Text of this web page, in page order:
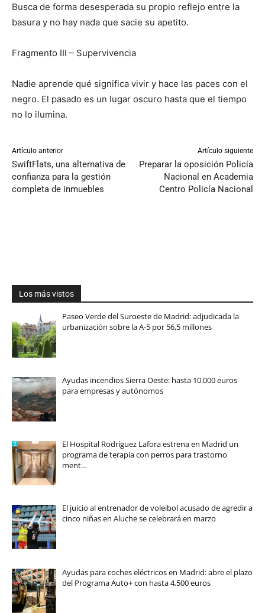
Busca de forma desesperada su propio reflejo entre la
basura y no hay nada que sacie su apetito.
Fragmento III – Supervivencia
Nadie aprende qué significa vivir y hace las paces con el
negro. El pasado es un lugar oscuro hasta que el tiempo
no lo ilumina.
Artículo anterior
SwiftFlats, una alternativa de
confianza para la gestión
completa de inmuebles
Artículo siguiente
Preparar la oposición Policía
Nacional en Academia
Centro Policía Nacional
Los más vistos
Paseo Verde del Suroeste de Madrid: adjudicada la
urbanización sobre la A-5 por 56,5 millones
Ayudas incendios Sierra Oeste: hasta 10.000 euros
para empresas y autónomos
El Hospital Rodríguez Lafora estrena en Madrid un
programa de terapia con perros para trastorno
ment…
El juicio al entrenador de voleibol acusado de agredir a
cinco niñas en Aluche se celebrará en marzo
Ayudas para coches eléctricos en Madrid: abre el plazo
del Programa Auto+ con hasta 4.500 euros